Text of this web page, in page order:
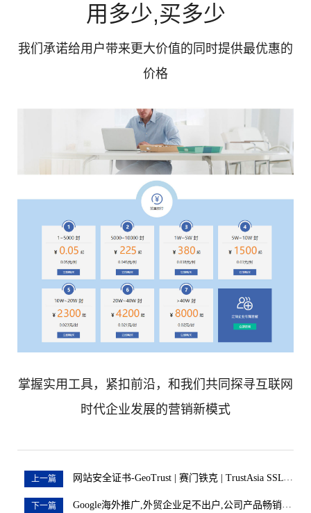
用多少,买多少
我们承诺给用户带来更大价值的同时提供最优惠的
价格
掌握实用工具，紧扣前沿，和我们共同探寻互联网
时代企业发展的营销新模式
上一篇 网站安全证书-GeoTrust | 赛门铁克 | TrustAsia SSL | GlobalSign | Thawte | 科摩多 | RapidSSL
下一篇 Google海外推广,外贸企业足不出户,公司产品畅销全球